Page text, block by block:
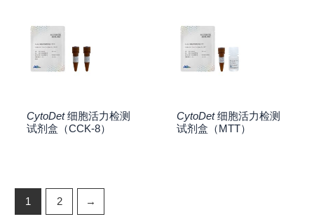
CytoDet细胞活力检测
试剂盒（CCK-8）
CytoDet细胞活力检测
试剂盒（MTT）
1 2 →